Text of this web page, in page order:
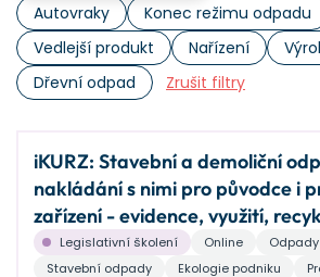
Autovraky
Konec režimu odpadu
Vedlejší produkt
Nařízení
Dřevní odpad
Zrušit filtry
iKURZ: Stavební a demoliční
nakládání s nimi pro původce i
zařízení - evidence, využití,
Legislativní školení Online
Odpady
Stavební odpady
Ekologie podniku